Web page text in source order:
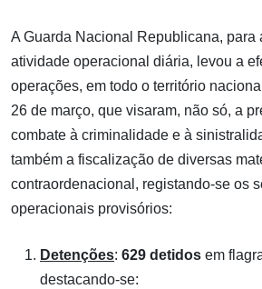
A Guarda Nacional Republicana, para
atividade operacional diária, levou a
operações, em todo o território
26 de março, que visaram, não só, a
combate à criminalidade e à
também a fiscalização de diversas
contraordenacional, registando-se os
operacionais provisórios:
Detenções: 629 detidos em
destacando-se: